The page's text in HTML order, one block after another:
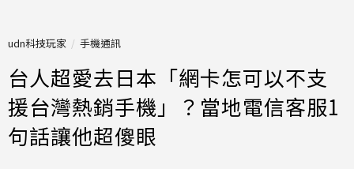
udn科技玩家 手機通訊
台人超愛去日本「網卡怎可以不支
援台灣熱銷手機」？當地電信客服1
句話讓他超傻眼